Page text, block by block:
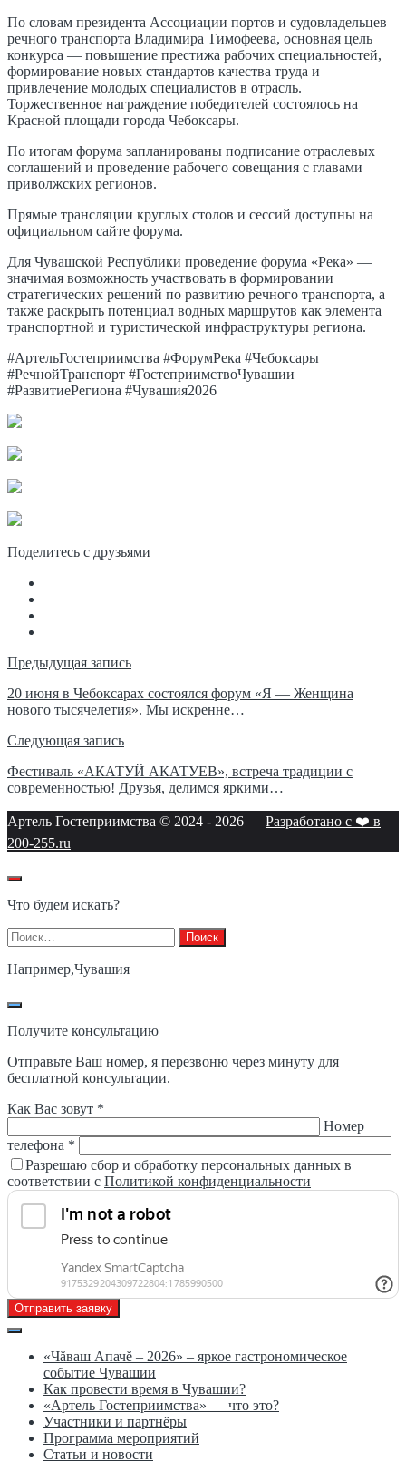
По словам президента Ассоциации портов и судовладельцев
речного транспорта Владимира Тимофеева, основная цель
конкурса — повышение престижа рабочих специальностей,
формирование новых стандартов качества труда и
привлечение молодых специалистов в отрасль.
Торжественное награждение победителей состоялось на
Красной площади города Чебоксары.
По итогам форума запланированы подписание отраслевых
соглашений и проведение рабочего совещания с главами
приволжских регионов.
Прямые трансляции круглых столов и сессий доступны на
официальном сайте форума.
Для Чувашской Республики проведение форума «Река» —
значимая возможность участвовать в формировании
стратегических решений по развитию речного транспорта, а
также раскрыть потенциал водных маршрутов как элемента
транспортной и туристической инфраструктуры региона.
#АртельГостеприимства #ФорумРека #Чебоксары
#РечнойТранспорт #ГостеприимствоЧувашии
#РазвитиеРегиона #Чувашия2026
Поделитесь с друзьями
Навигация
по
записям
Предыдущая запись
20 июня в Чебоксарах состоялся форум «Я — Женщина
нового тысячелетия». Мы искренне…
Следующая запись
Фестиваль «АКАТУЙ АКАТУЕВ», встреча традиции с
современностью! Друзья, делимся яркими…
Артель Гостеприимства © 2024 - 2026 — Разработано с ❤️ в
200-255.ru
Что будем искать?
Найти:
Например,Чувашия
Получите консультацию
Отправьте Ваш номер, я перезвоню через минуту для
бесплатной консультации.
Как Вас зовут *
Номер
телефона *
Разрешаю сбор и обработку персональных данных в
соответствии с Политикой конфиденциальности
Отправить заявку
«Чăваш Апачĕ – 2026» – яркое гастрономическое
событие Чувашии
Как провести время в Чувашии?
«Артель Гостеприимства» — что это?
Участники и партнёры
Программа мероприятий
Статьи и новости